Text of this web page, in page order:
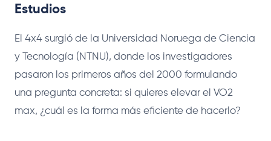
Estudios
El 4x4 surgió de la Universidad Noruega de Ciencia
y Tecnología (NTNU), donde los investigadores
pasaron los primeros años del 2000 formulando
una pregunta concreta: si quieres elevar el VO2
max, ¿cuál es la forma más eficiente de hacerlo?